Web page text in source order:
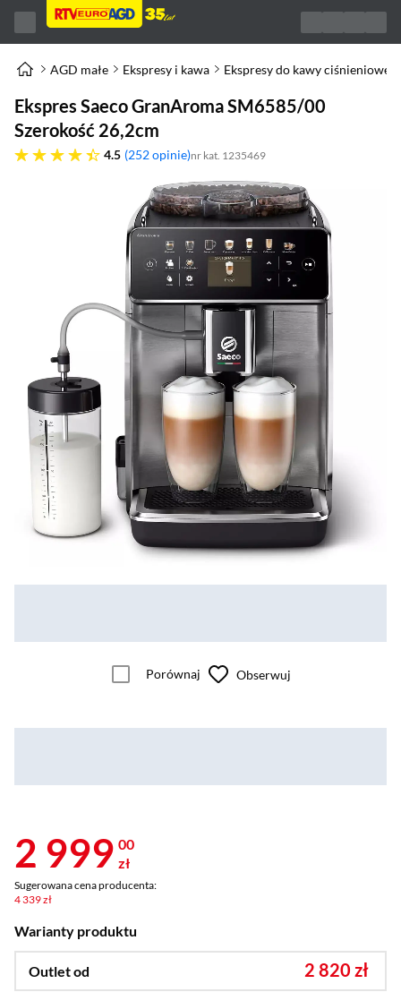
AGD małe Ekspresy i kawa Ekspresy do kawy ciśnieniowe
Ekspres Saeco GranAroma SM6585/00
Szerokość 26,2cm
4.5
4.5 gwiazdek 252 opinie nr kat. 1235469
Porównaj Obserwuj
2 999 00
zł
Sugerowana cena producenta:
4 339 zł
Warianty produktu
Outlet od 2 820 zł